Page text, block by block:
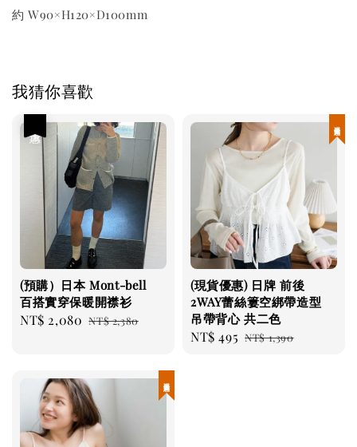
約 W90×H120×D100mm
我猜你喜歡
(預購）日本 Mont-bell
百搭實穿保暖開襟衫
Sale
NT$ 2,080 Regular
NT$ 2,380
(現貨優惠) 日牌 前後
2WAY蕾絲簍空綁帶造型
吊帶背心 共二色
Sale
NT$ 495 Regular
NT$ 1,390